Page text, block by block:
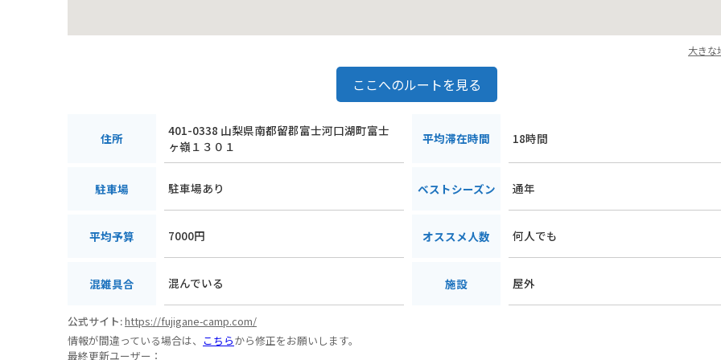
大きな
ここへのルートを見る
住所
401-0338 山梨県南都留郡富士河口湖町富士
ヶ嶺１３０１
平均滞在時間 18時間
駐車場 駐車場あり ベストシーズン 通年
平均予算 7000円 オススメ人数 何人でも
混雑具合 混んでいる 施設 屋外
公式サイト:https://fujigane-camp.com/
情報が間違っている場合は、 こちらから修正をお願いします。
最終更新ユーザー：